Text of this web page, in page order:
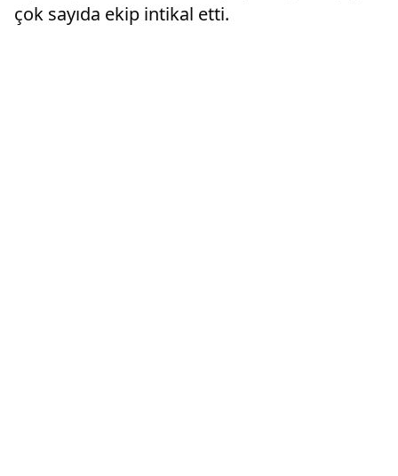
çok sayıda ekip intikal etti.